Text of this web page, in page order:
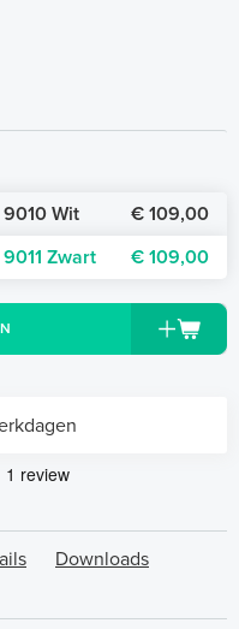
Wit
€ 109,00
Zwart
€ 109,00
Downloads